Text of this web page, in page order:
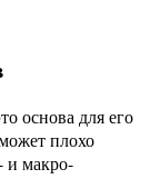
основа для его
плохо
и макро-